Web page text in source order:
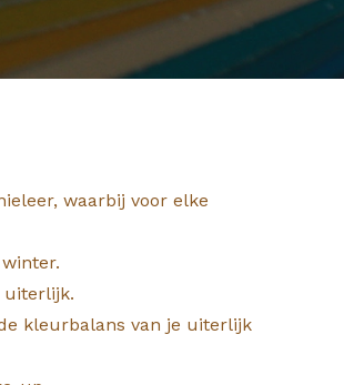
waarbij voor elke
uiterlijk.
kleurbalans van je uiterlijk